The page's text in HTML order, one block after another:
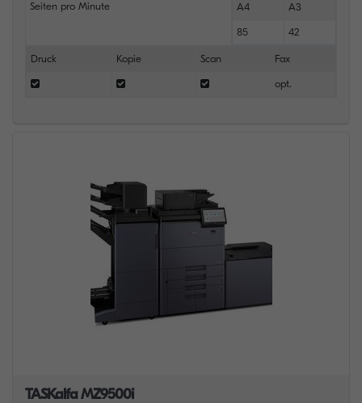
Seiten pro Minute A4 A3
85 42
Druck Kopie Scan Fax
opt.
TASKalfa MZ9500i